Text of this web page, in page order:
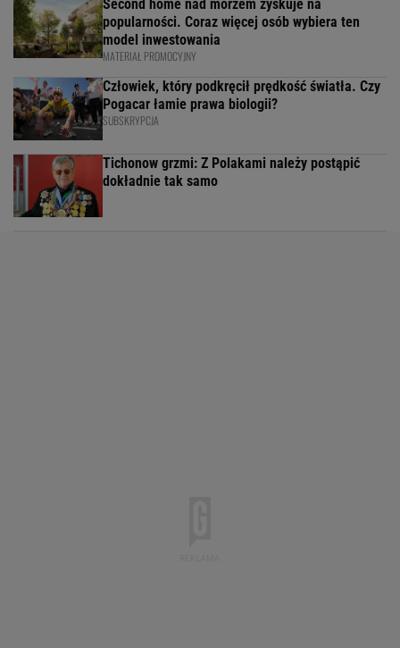
Second home nad morzem zyskuje na
popularności. Coraz więcej osób wybiera ten
model inwestowania
MATERIAŁ PROMOCYJNY
Człowiek, który podkręcił prędkość światła. Czy
Pogacar łamie prawa biologii?
SUBSKRYPCJA
Tichonow grzmi: Z Polakami należy postąpić
dokładnie tak samo